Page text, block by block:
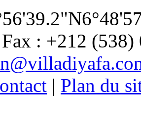
: +212
| Plan du